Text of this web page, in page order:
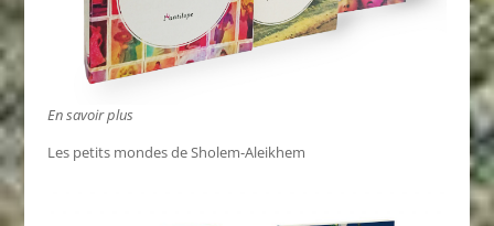
En savoir plus
Les petits mondes de Sholem-Aleikhem